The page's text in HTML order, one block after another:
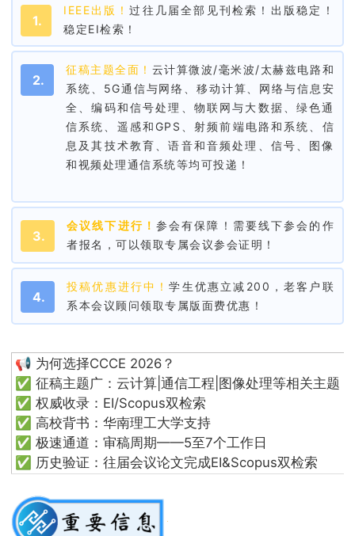
1.
IEEE出版！过往几届全部见刊检索！出版稳定！
稳定EI检索！
2.
征稿主题全面！ 云计算微波/毫米波/太赫兹电路和
系统、5G通信与网络、移动计算、网络与信息安
全、编码和信号处理、物联网与大数据、绿色通
信系统、遥感和GPS、射频前端电路和系统、信
息及其技术教育、语音和音频处理、信号、图像
和视频处理通信系统等均可投递！
3.
会议线下进行！ 参会有保障！需要线下参会的作
者报名，可以领取专属会议参会证明！
4.
投稿优惠进行中！学生优惠立减200，老客户联
系本会议顾问领取专属版面费优惠！
📢 为何选择CCCE 2026？
✅ 征稿主题广：云计算|通信工程|图像处理等相关主题
✅ 权威收录：EI/Scopus双检索
✅ 高校背书：华南理工大学支持
✅ 极速通道：审稿周期——5至7个工作日
✅ 历史验证：往届会议论文完成EI&Scopus双检索